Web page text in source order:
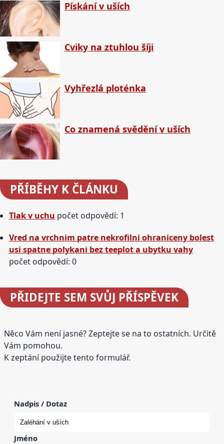
Pískání v uších
Cviky na ztuhlou šíji
Vyhřezlá ploténka
Co znamená svědění v uších
PŘÍBĚHY K ČLÁNKU
Tlak v uchu počet odpovědí: 1
Vred na vrchnim patre nekrofilni ohraniceny bolest
usi spatne polykani bez teeplot a ubytku vahy
počet odpovědí: 0
PŘIDEJTE SEM SVŮJ PŘÍSPĚVEK
Něco Vám není jasné? Zeptejte se na to ostatních. Určitě
Vám pomohou.
K zeptání použijte tento formulář.
Nadpis / Dotaz
Jméno